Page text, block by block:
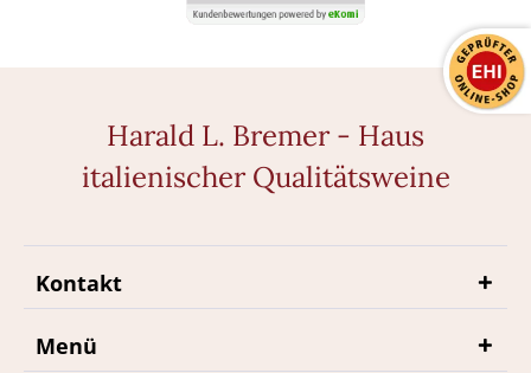
Harald L. Bremer - Haus
italienischer Qualitätsweine
Kontakt
Menü